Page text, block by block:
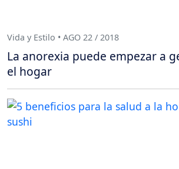
Vida y Estilo • AGO 22 / 2018
La anorexia puede empezar a
el hogar